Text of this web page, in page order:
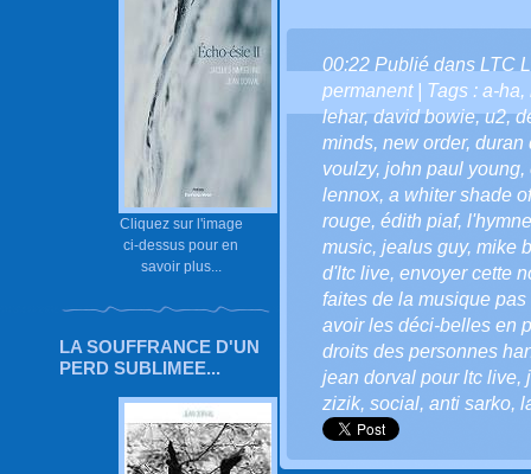
Cliquez sur l'image
ci-dessus pour en
savoir plus...
LA SOUFFRANCE D'UN
PERD SUBLIMEE...
00:22 Publié dans LTC
permanent| Tags : a-ha,
lehar,david bowie,u2,
minds, new order, duran
voulzy, john paul young,
lennox, a whiter shade
rouge, édith piaf,
music, jealus guy, mike
d'ltc live, envoyer cette
faites de la musique
avoir les déci-belles en
droits des personnes
jean dorval pour ltc live,
zizik, social, anti sarko,